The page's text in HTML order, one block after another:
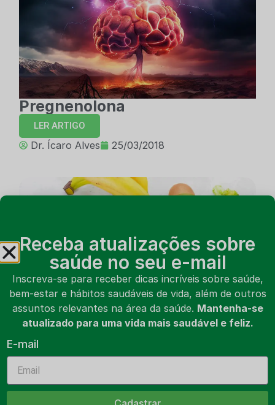
Pregnenolona
LER ARTIGO
Dr. Ícaro Alves 25/03/2018
Vitamina K2
Receba atualizações sobre
saúde no seu e-mail
Inscreva-se para receber dicas incríveis sobre saúde,
bem-estar e hábitos saudáveis de vida, além de outros
assuntos relevantes na área da saúde. Mantenha-se
atualizado para uma vida mais saudável e feliz.
E-mail